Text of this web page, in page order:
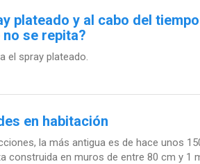
plateado y al cabo del
se repita?
el spray plateado.
en habitación
la más antigua es de hace unos
construida en muros de entre 80 cm y 1